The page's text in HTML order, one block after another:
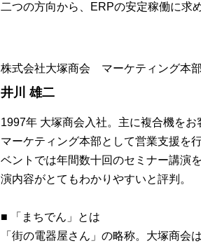
二つの方向から、ERPの安定稼働に求
株式会社大塚商会 マーケティング本部
井川 雄二
1997年 大塚商会入社。主に複合機を
マーケティング本部として営業支援を
ベントでは年間数十回のセミナー講演
演内容がとてもわかりやすいと評判。
■ 「まちでん」とは
「街の電器屋さん」の略称。大塚商会